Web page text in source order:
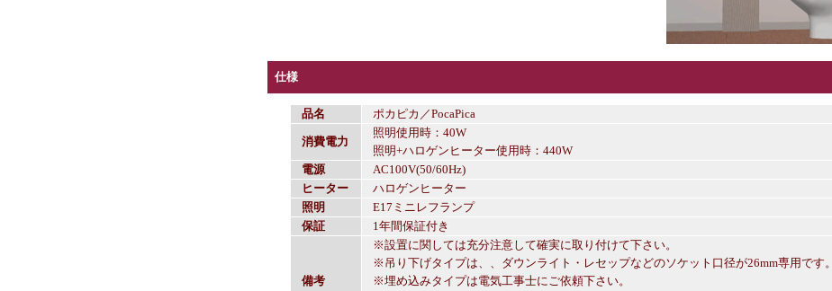
仕様
品名 ポカピカ／PocaPica
消費電力
照明使用時：40W
照明+ハロゲンヒーター使用時：440W
電源
AC100V(50/60Hz)
ヒーター
ハロゲンヒーター
照明
E17ミニレフランプ
保証
1年間保証付き
備考
※設置に関しては充分注意して確実に取り付けて下さい。
※吊り下げタイプは、、ダウンライト・レセップなどのソケット口径が26mm専用です。
※埋め込みタイプは電気工事士にご依頼下さい。